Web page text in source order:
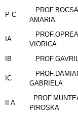
P C
AMARIA
IA
PROF.OPREA
VIORICA
IB
IC
GABRIELA
II A
PIROSKA